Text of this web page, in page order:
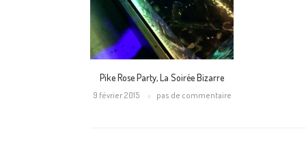
Pike Rose Party, La Soirée Bizarre
9 février 2015 pas de commentaire